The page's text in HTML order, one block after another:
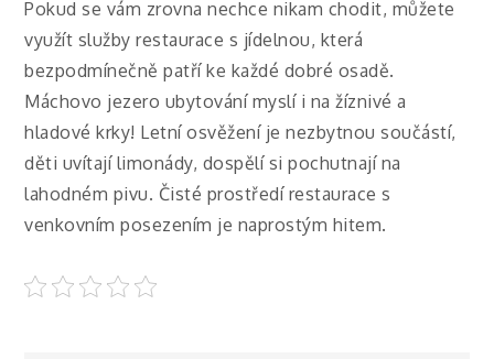
Pokud se vám zrovna nechce nikam chodit, můžete
využít služby restaurace s jídelnou, která
bezpodmínečně patří ke každé dobré osadě.
Máchovo jezero ubytování myslí i na žíznivé a
hladové krky! Letní osvěžení je nezbytnou součástí,
děti uvítají limonády, dospělí si pochutnají na
lahodném pivu. Čisté prostředí restaurace s
venkovním posezením je naprostým hitem.